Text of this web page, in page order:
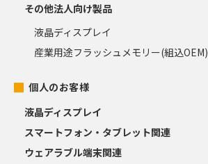
その他法人向け製品
液晶ディスプレイ
産業用途フラッシュメモリー(組込OEM)
個人のお客様
液晶ディスプレイ
スマートフォン・タブレット関連
ウェアラブル端末関連